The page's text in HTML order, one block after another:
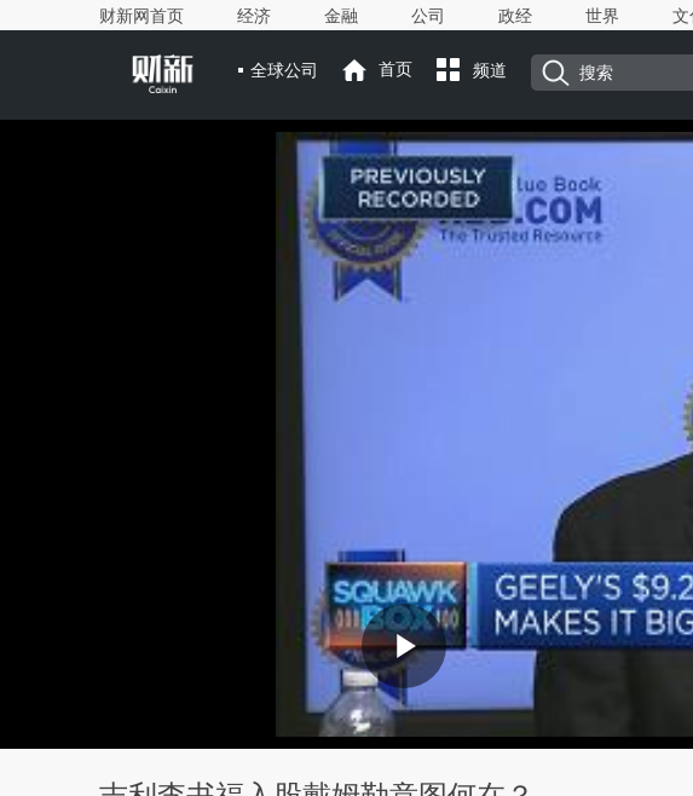
财新网首页 经济 金融 公司 政经 世界 文
全球公司 首页 频道